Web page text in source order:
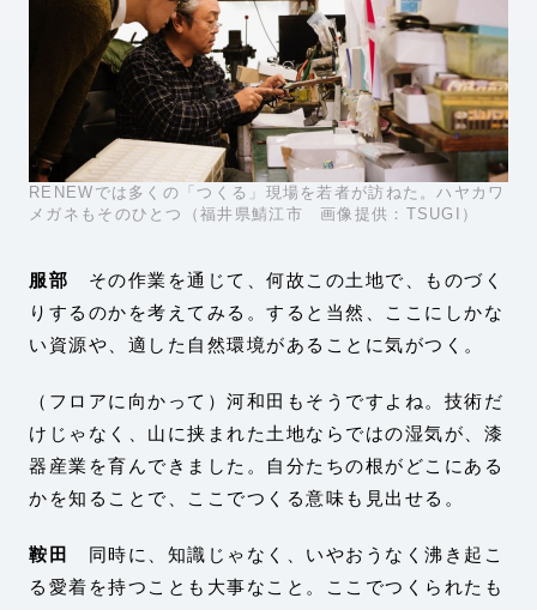
RENEWでは多くの「つくる」現場を若者が訪ねた。ハヤカワ
メガネもそのひとつ（福井県鯖江市 画像提供：TSUGI）
服部 その作業を通じて、何故この土地で、ものづく
りするのかを考えてみる。すると当然、ここにしかな
い資源や、適した自然環境があることに気がつく。
（フロアに向かって）河和田もそうですよね。技術だ
けじゃなく、山に挟まれた土地ならではの湿気が、漆
器産業を育んできました。自分たちの根がどこにある
かを知ることで、ここでつくる意味も見出せる。
鞍田
同時に、知識じゃなく、いやおうなく沸き起こ
る愛着を持つことも大事なこと。ここでつくられたも